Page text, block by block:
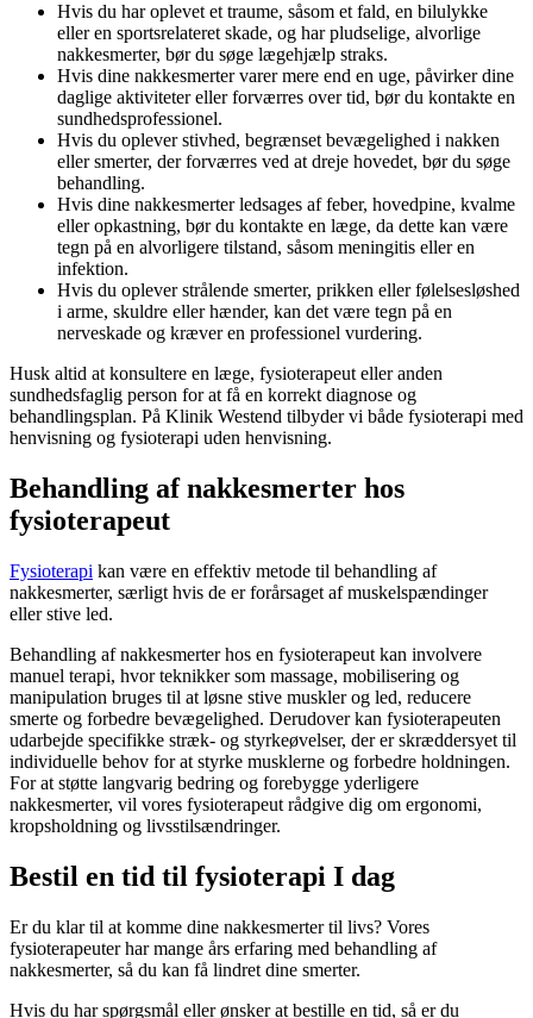
Hvis du har oplevet et traume, såsom et fald, en bilulykke
eller en sportsrelateret skade, og har pludselige, alvorlige
nakkesmerter, bør du søge lægehjælp straks.
Hvis dine nakkesmerter varer mere end en uge, påvirker dine
daglige aktiviteter eller forværres over tid, bør du kontakte en
sundhedsprofessionel.
Hvis du oplever stivhed, begrænset bevægelighed i nakken
eller smerter, der forværres ved at dreje hovedet, bør du søge
behandling.
Hvis dine nakkesmerter ledsages af feber, hovedpine, kvalme
eller opkastning, bør du kontakte en læge, da dette kan være
tegn på en alvorligere tilstand, såsom meningitis eller en
infektion.
Hvis du oplever strålende smerter, prikken eller følelsesløshed
i arme, skuldre eller hænder, kan det være tegn på en
nerveskade og kræver en professionel vurdering.
Husk altid at konsultere en læge, fysioterapeut eller anden
sundhedsfaglig person for at få en korrekt diagnose og
behandlingsplan. På Klinik Westend tilbyder vi både fysioterapi med
henvisning og fysioterapi uden henvisning.
Behandling af nakkesmerter hos
fysioterapeut
Fysioterapi kan være en effektiv metode til behandling af
nakkesmerter, særligt hvis de er forårsaget af muskelspændinger
eller stive led.
Behandling af nakkesmerter hos en fysioterapeut kan involvere
manuel terapi, hvor teknikker som massage, mobilisering og
manipulation bruges til at løsne stive muskler og led, reducere
smerte og forbedre bevægelighed. Derudover kan fysioterapeuten
udarbejde specifikke stræk- og styrkeøvelser, der er skræddersyet til
individuelle behov for at styrke musklerne og forbedre holdningen.
For at støtte langvarig bedring og forebygge yderligere
nakkesmerter, vil vores fysioterapeut rådgive dig om ergonomi,
kropsholdning og livsstilsændringer.
Bestil en tid til fysioterapi I dag
Er du klar til at komme dine nakkesmerter til livs? Vores
fysioterapeuter har mange års erfaring med behandling af
nakkesmerter, så du kan få lindret dine smerter.
Hvis du har spørgsmål eller ønsker at bestille en tid, så er du